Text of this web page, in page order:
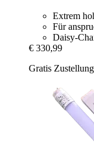
Extrem
Für
Daisy-
€ 330,99
Gratis